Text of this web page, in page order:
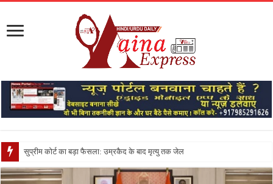
सुप्रीम कोर्ट का बड़ा फैसला: उम्रकैद के बाद मृत्यु तक जेल में रखने की सजा संविधान